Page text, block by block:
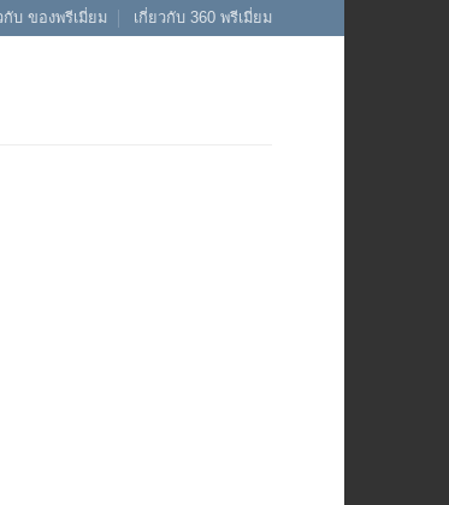
กับ ของพรีเมี่ยม เกี่ยวกับ 360 พรีเมี่ยม